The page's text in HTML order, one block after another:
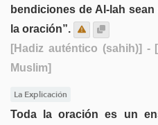
bendiciones de Al-lah
la oración”.
[Hadiz auténtico (sahih)] -
Muslim]
La Explicación
Toda la oración es un